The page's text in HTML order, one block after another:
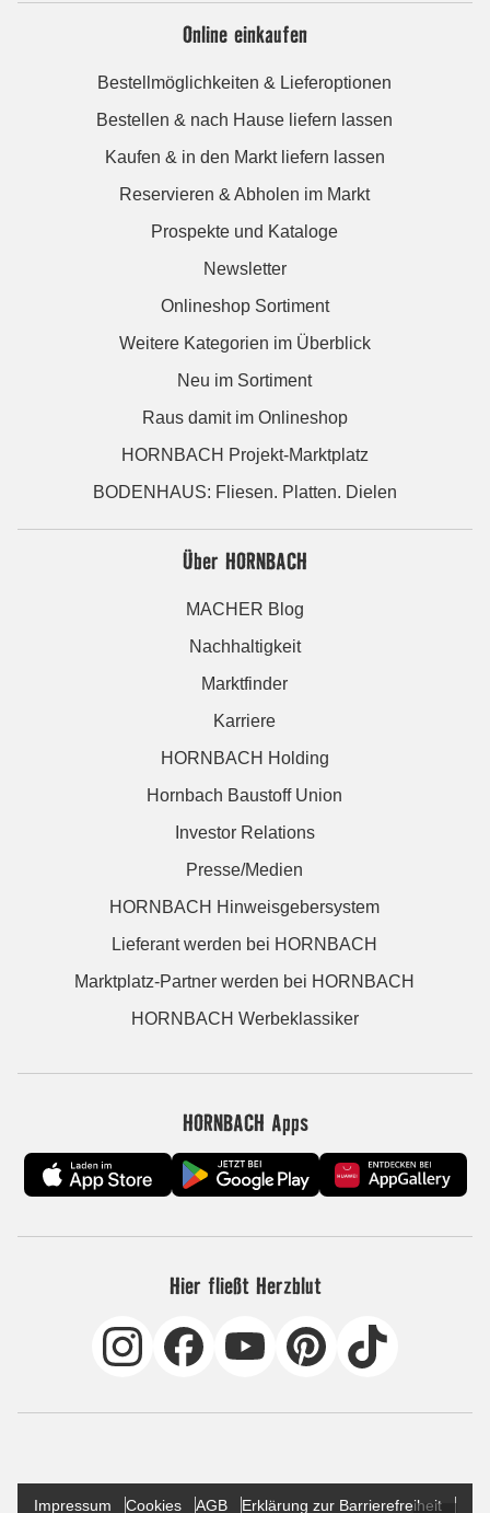
Online einkaufen
Bestellmöglichkeiten & Lieferoptionen
Bestellen & nach Hause liefern lassen
Kaufen & in den Markt liefern lassen
Reservieren & Abholen im Markt
Prospekte und Kataloge
Newsletter
Onlineshop Sortiment
Weitere Kategorien im Überblick
Neu im Sortiment
Raus damit im Onlineshop
HORNBACH Projekt-Marktplatz
BODENHAUS: Fliesen. Platten. Dielen
Über HORNBACH
MACHER Blog
Nachhaltigkeit
Marktfinder
Karriere
HORNBACH Holding
Hornbach Baustoff Union
Investor Relations
Presse/Medien
HORNBACH Hinweisgebersystem
Lieferant werden bei HORNBACH
Marktplatz-Partner werden bei HORNBACH
HORNBACH Werbeklassiker
HORNBACH Apps
Hier fließt Herzblut
Impressum Cookies AGB Erklärung zur Barrierefreiheit